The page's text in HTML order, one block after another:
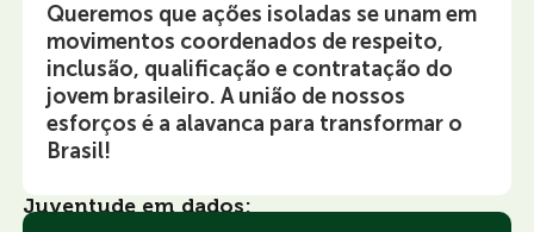
Queremos que ações isoladas se unam em
movimentos coordenados de respeito,
inclusão, qualificação e contratação do
jovem brasileiro. A união de nossos
esforços é a alavanca para transformar o
Brasil!
Juventude em dados: